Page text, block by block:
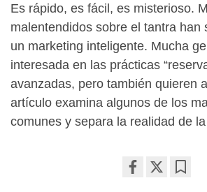
Es rápido, es fácil, es misterioso.
malentendidos sobre el tantra han
un marketing inteligente. Mucha
interesada en las prácticas
avanzadas, pero también quieren
artículo examina algunos de los
comunes y separa la realidad de